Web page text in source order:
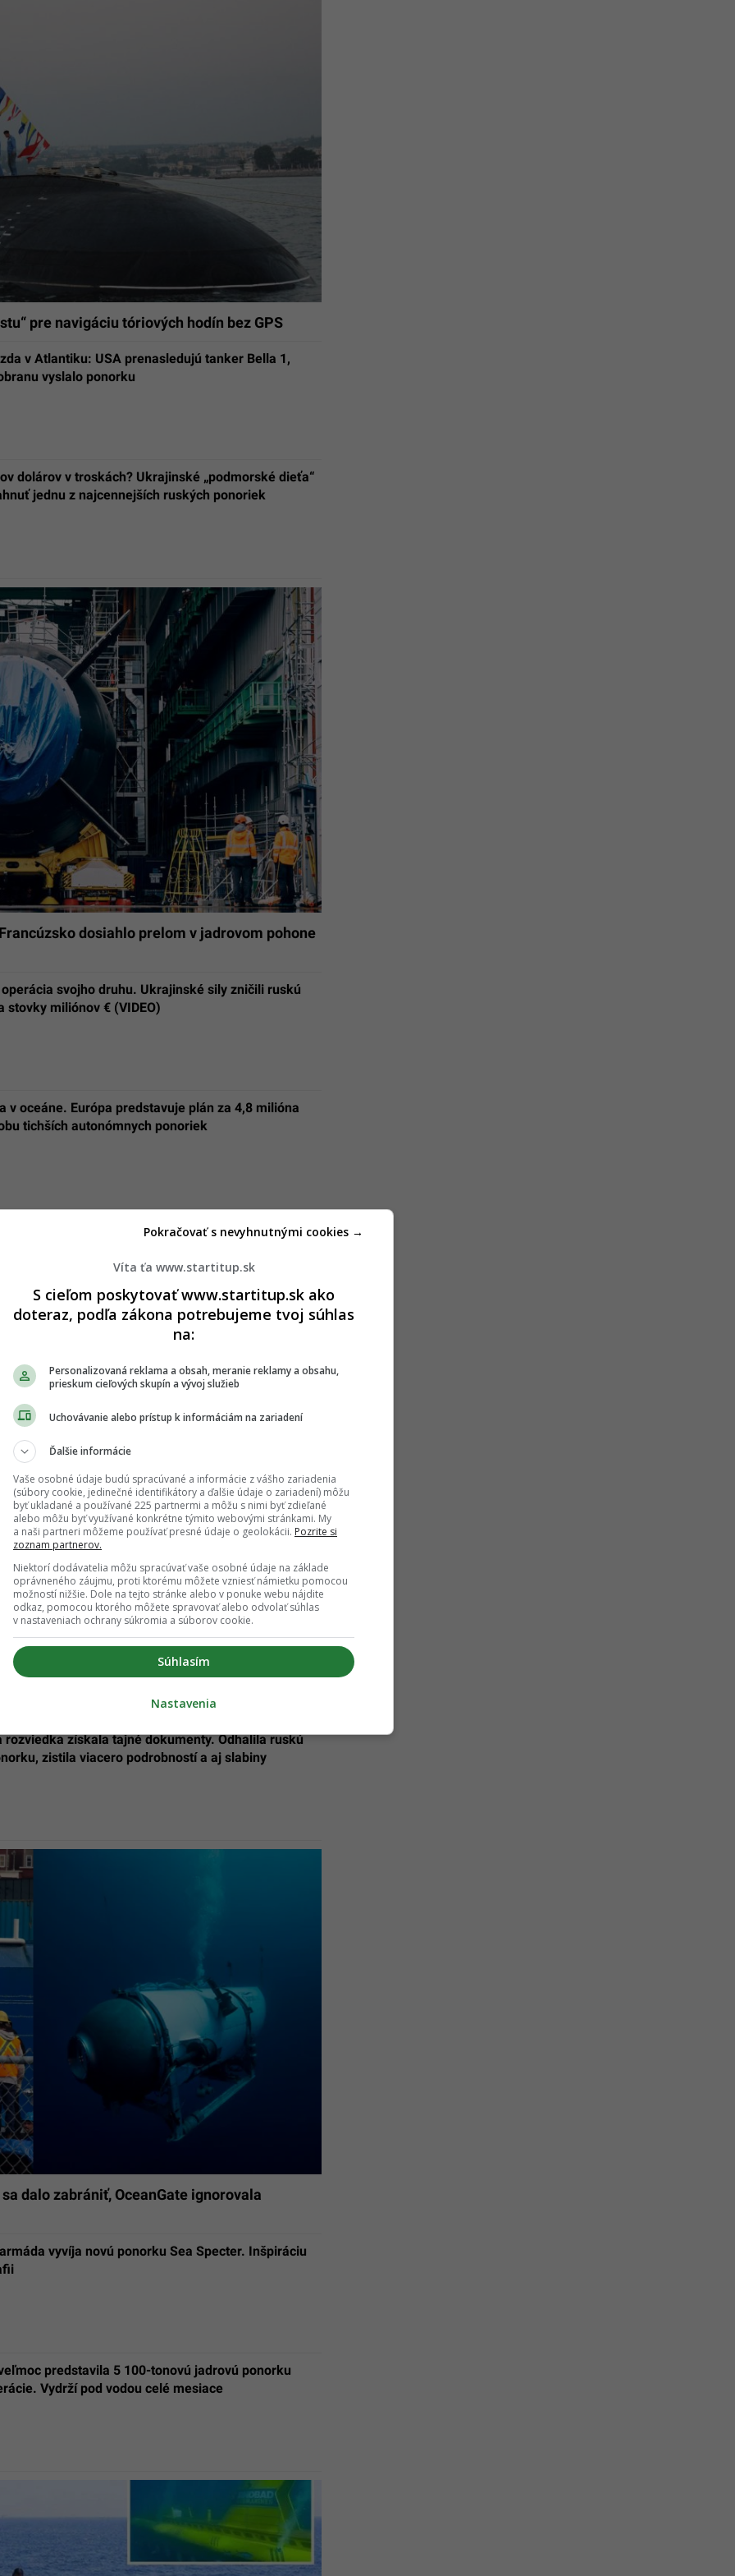
pre navigáciu tóriových hodín bez GPS
v Atlantiku: USA prenasledujú tanker Bella 1,
vyslalo ponorku
dolárov v troskách? Ukrajinské „podmorské dieťa“
jednu z najcennejších ruských ponoriek
dosiahlo prelom v jadrovom pohone
svojho druhu. Ukrajinské sily zničili ruskú
stovky miliónov € (VIDEO)
v oceáne. Európa predstavuje plán za 4,8 milióna
tichších autonómnych ponoriek
Nová tajná zbraň britských špeciálnych
ruská ponorka má technickú poruchu. Hrozí výbuch
námornom koridore
rozviedka získala tajné dokumenty. Odhalila ruskú
zistila viacero podrobností a aj slabiny
dalo zabrániť, OceanGate ignorovala
vyvíja novú ponorku Sea Specter. Inšpiráciu
predstavila 5 100-tonovú jadrovú ponorku
Vydrží pod vodou celé mesiace
Víta ťa www.startitup.sk
S cieľom poskytovať www.startitup.sk ako
doteraz, podľa zákona potrebujeme tvoj súhlas
na:
Personalizovaná reklama a obsah, meranie reklamy a obsahu,
prieskum cieľových skupín a vývoj služieb
Uchovávanie alebo prístup k informáciám na zariadení
Ďalšie informácie
Vaše osobné údaje budú spracúvané a informácie z vášho zariadenia
(súbory cookie, jedinečné identifikátory a ďalšie údaje o zariadení) môžu
byť ukladané a používané 225 partnermi a môžu s nimi byť zdieľané
alebo môžu byť využívané konkrétne týmito webovými stránkami. My
a naši partneri môžeme používať presné údaje o geolokácii. Pozrite si
zoznam partnerov.
Niektorí dodávatelia môžu spracúvať vaše osobné údaje na základe
oprávneného záujmu, proti ktorému môžete vzniesť námietku pomocou
možností nižšie. Dole na tejto stránke alebo v ponuke webu nájdite
odkaz, pomocou ktorého môžete spravovať alebo odvolať súhlas
v nastaveniach ochrany súkromia a súborov cookie.
Súhlasím
Pokračovať s nevyhnutnými cookies →
Nastavenia